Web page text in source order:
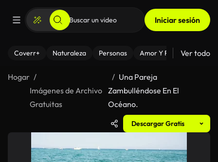
Iniciar sesión
Coverr+ Naturaleza Personas Amor Y Relaciones
Ver todo
Hogar
Imágenes de Archivo
Gratuitas
Una Pareja
Zambulléndose En El
Océano.
Descargar Gratis